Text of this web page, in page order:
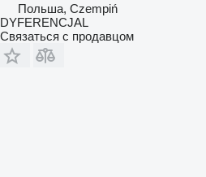
Польша, Czempiń
DYFERENCJAL
Связаться с продавцом